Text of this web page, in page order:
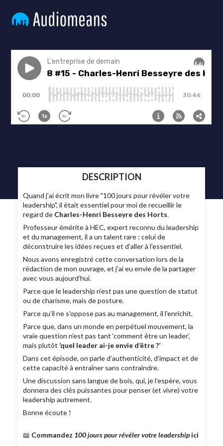
DESCRIPTION
Quand j’ai écrit mon livre "100 jours pour révéler votre
leadership", il était essentiel pour moi de recueillir le
regard de Charles-Henri Besseyre des Horts.
Professeur émérite à HEC, expert reconnu du leadership
et du management, il a un talent rare : celui de
déconstruire les idées reçues et d’aller à l’essentiel.
Nous avons enregistré cette conversation lors de la
rédaction de mon ouvrage, et j’ai eu envie de la partager
avec vous aujourd’hui.
Parce que le leadership n’est pas une question de statut
ou de charisme, mais de posture.
Parce qu’il ne s’oppose pas au management, il l’enrichit.
Parce que, dans un monde en perpétuel mouvement, la
vraie question n’est pas tant ‘comment être un leader’,
mais plutôt ‘quel leader ai-je envie d’être ?’
Dans cet épisode, on parle d’authenticité, d’impact et de
cette capacité à entraîner sans contraindre.
Une discussion sans langue de bois, qui, je l’espère, vous
donnera des clés puissantes pour penser (et vivre) votre
leadership autrement.
Bonne écoute !
📖 Commandez 100 jours pour révéler votre leadershipici